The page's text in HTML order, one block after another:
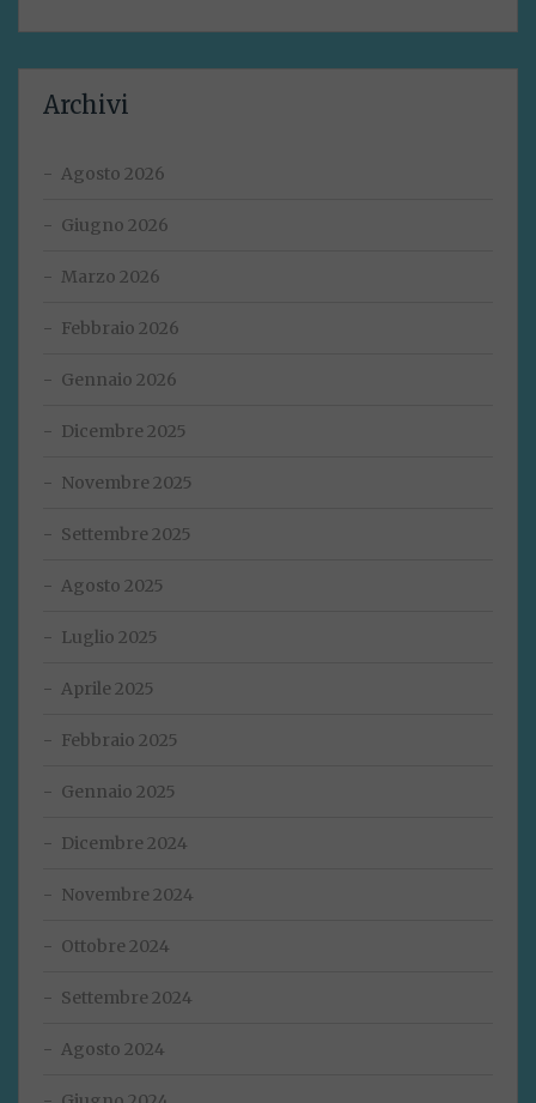
Archivi
Agosto 2026
Giugno 2026
Marzo 2026
Febbraio 2026
Gennaio 2026
Dicembre 2025
Novembre 2025
Settembre 2025
Agosto 2025
Luglio 2025
Aprile 2025
Febbraio 2025
Gennaio 2025
Dicembre 2024
Novembre 2024
Ottobre 2024
Settembre 2024
Agosto 2024